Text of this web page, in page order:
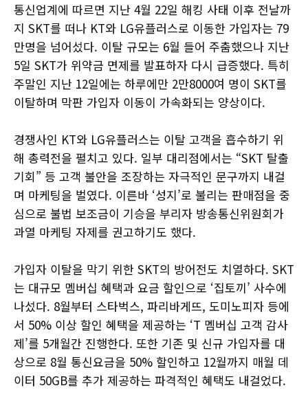
통신업계에 따르면 지난 4월 22일 해킹 사태 이후 전날까
지 SKT를 떠나 KT와 LG유플러스로 이동한 가입자는 79
만명을 넘어섰다. 이탈 규모는 6월 들어 주춤했으나 지난
5일 SKT가 위약금 면제를 발표하자 다시 급증했다. 특히
주말인 지난 12일에는 하루에만 2만8000여 명이 SKT를
이탈하며 막판 가입자 이동이 가속화되는 양상이다.
경쟁사인 KT와 LG유플러스는 이탈 고객을 흡수하기 위
해 총력전을 펼치고 있다. 일부 대리점에서는 “SKT 탈출
기회” 등 고객 불안을 조장하는 자극적인 문구까지 내걸
며 마케팅을 벌였다. 이른바 ‘성지’로 불리는 판매점을 중
심으로 불법 보조금이 기승을 부리자 방송통신위원회가
과열 마케팅 자제를 권고하기도 했다.
가입자 이탈을 막기 위한 SKT의 방어전도 치열하다. SKT
는 대규모 멤버십 혜택과 요금 할인으로 ‘집토끼’ 사수에
나섰다. 8월부터 스타벅스, 파리바게뜨, 도미노피자 등에
서 50% 이상 할인 혜택을 제공하는 ‘T 멤버십 고객 감사
제’를 5개월간 진행한다. 또한 기존 및 신규 가입자를 대
상으로 8월 통신요금을 50% 할인하고 12월까지 매월 데
이터 50GB를 추가 제공하는 파격적인 혜택도 내걸었다.